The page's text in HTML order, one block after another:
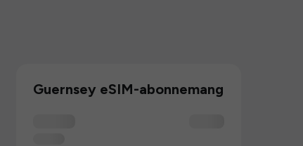
Guernsey eSIM-abonnemang